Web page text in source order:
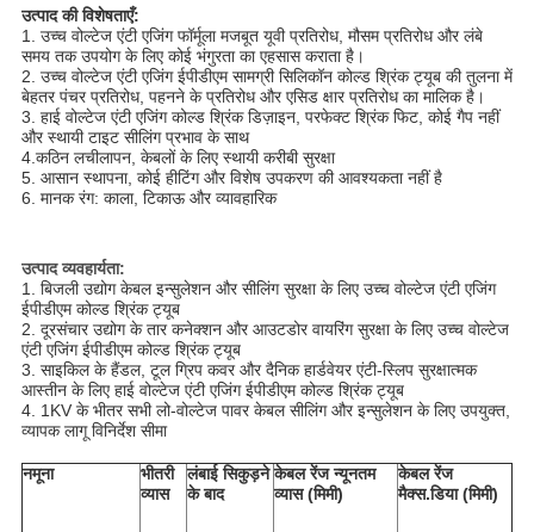
उत्पाद की विशेषताएँ:
1. उच्च वोल्टेज एंटी एजिंग फॉर्मूला मजबूत यूवी प्रतिरोध, मौसम प्रतिरोध और लंबे
समय तक उपयोग के लिए कोई भंगुरता का एहसास कराता है।
2. उच्च वोल्टेज एंटी एजिंग ईपीडीएम सामग्री सिलिकॉन कोल्ड श्रिंक ट्यूब की तुलना में
बेहतर पंचर प्रतिरोध, पहनने के प्रतिरोध और एसिड क्षार प्रतिरोध का मालिक है।
3. हाई वोल्टेज एंटी एजिंग कोल्ड श्रिंक डिज़ाइन, परफेक्ट श्रिंक फिट, कोई गैप नहीं
और स्थायी टाइट सीलिंग प्रभाव के साथ
4.कठिन लचीलापन, केबलों के लिए स्थायी करीबी सुरक्षा
5. आसान स्थापना, कोई हीटिंग और विशेष उपकरण की आवश्यकता नहीं है
6. मानक रंग: काला, टिकाऊ और व्यावहारिक
उत्पाद व्यवहार्यता:
1. बिजली उद्योग केबल इन्सुलेशन और सीलिंग सुरक्षा के लिए उच्च वोल्टेज एंटी एजिंग
ईपीडीएम कोल्ड श्रिंक ट्यूब
2. दूरसंचार उद्योग के तार कनेक्शन और आउटडोर वायरिंग सुरक्षा के लिए उच्च वोल्टेज
एंटी एजिंग ईपीडीएम कोल्ड श्रिंक ट्यूब
3. साइकिल के हैंडल, टूल ग्रिप कवर और दैनिक हार्डवेयर एंटी-स्लिप सुरक्षात्मक
आस्तीन के लिए हाई वोल्टेज एंटी एजिंग ईपीडीएम कोल्ड श्रिंक ट्यूब
4. 1KV के भीतर सभी लो-वोल्टेज पावर केबल सीलिंग और इन्सुलेशन के लिए उपयुक्त,
व्यापक लागू विनिर्देश सीमा
नमूना
भीतरी
व्यास
लंबाई सिकुड़ने
के बाद
केबल रेंज न्यूनतम
व्यास (मिमी)
केबल रेंज
मैक्स.डिया (मिमी)